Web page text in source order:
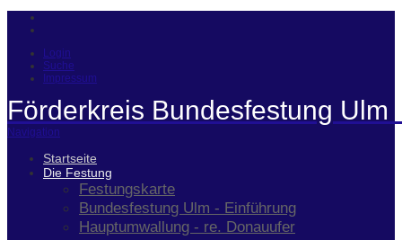
Login
Suche
Impressum
Förderkreis Bundesfestung Ulm
Navigation
Startseite
Die Festung
Festungskarte
Bundesfestung Ulm - Einführung
Hauptumwallung - re. Donauufer